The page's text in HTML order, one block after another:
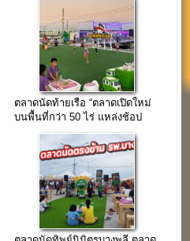
ตลาดนัดท้ายเรือ “ตลาดเปิดใหม่
บนพื้นที่กว่า 50 ไร่ แหล่งช้อป
แห่งใหม่เมืองสมุทรปราการ”